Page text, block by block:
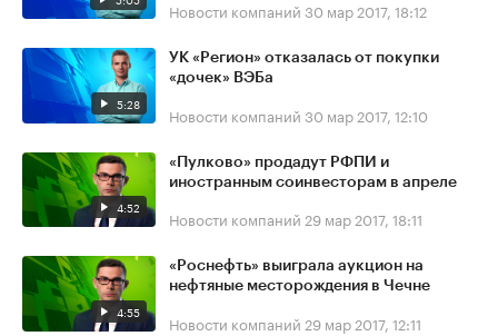
Новости компаний 30 мар 2017, 18:12
5:28
УК «Регион» отказалась от покупки
«дочек» ВЭБа
Новости компаний 30 мар 2017, 12:10
4:52
«Пулково» продадут РФПИ и
иностранным соинвесторам в апреле
Новости компаний 29 мар 2017, 18:11
4:55
«Роснефть» выиграла аукцион на
нефтяные месторождения в Чечне
Новости компаний 29 мар 2017, 12:11